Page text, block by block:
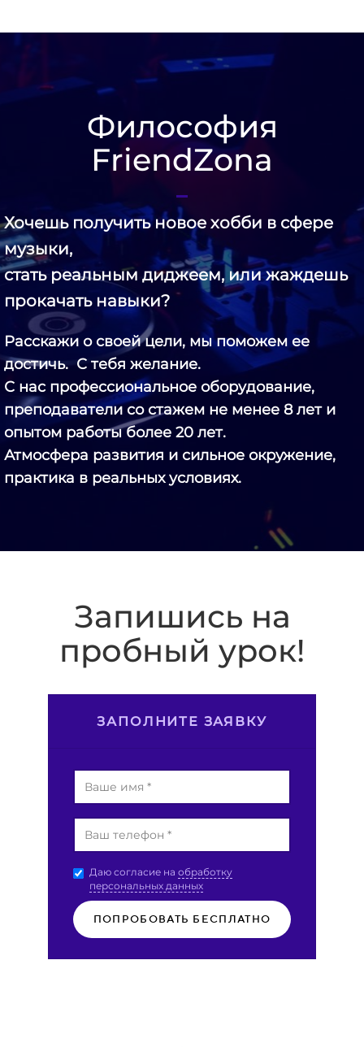
Философия
FriendZona
Хочешь получить новое хобби в сфере
музыки,
стать реальным диджеем, или жаждешь
прокачать навыки?
Расскажи о своей цели, мы поможем ее
достичь. С тебя желание.
С нас профессиональное оборудование,
преподаватели со стажем не менее 8 лет и
опытом работы более 20 лет.
Атмосфера развития и сильное окружение,
практика в реальных условиях.
Запишись на
пробный урок!
ЗАПОЛНИТЕ ЗАЯВКУ
Даю согласие на обработку
персональных данных
ПОПРОБОВАТЬ БЕСПЛАТНО